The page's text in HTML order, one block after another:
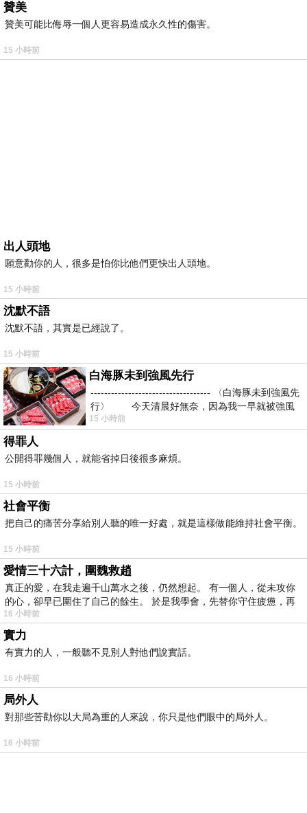
贊美
贊美可能比侮辱一個人更容易造成永久性的傷害。
15 小時前
出人頭地
願意勸你的人，很多是怕你比他們更快出人頭地。
15 小時前
沈默不語
沈默不語，其實是已經說了。
15 小時前
白海豚未到強風先行
----------------------------------- 〈白海豚未到強風先
行〉 今天清晨好無奈，因為我一早就被強風
15 小時前
得罪人
公開得罪幾個人，就能省掉日後很多麻煩。
15 小時前
社會平衡
把自己的痛苦分享給別人聽的唯一好處，就是這樣做能維持社會平衡。
15 小時前
愛情三十六計，圍魏救趙
真正的愛，在我走遍千山萬水之後，仍然想起。 有一個人，從未攻你
的心，卻早已圍住了自己的餘生。 於是我學會，先替你守住疲憊，再
16 小時前
實力
有實力的人，一般聽不見別人對他們說實話。
16 小時前
局外人
對那些苦勸你以大局為重的人來說，你只是他們眼中的局外人。
16 小時前